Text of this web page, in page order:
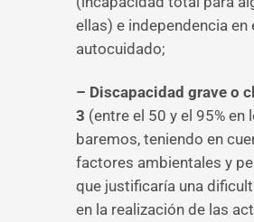
ellas) e independencia en
autocuidado;
– Discapacidad grave o
3 (entre el 50 y el 95% en
baremos, teniendo en
factores ambientales y
que justificaría una
en la realización de las